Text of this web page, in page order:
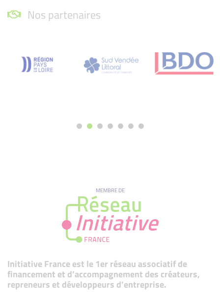
Nos partenaires
MEMBRE DE
Initiative France est le 1er réseau associatif de
financement et d’accompagnement des créateurs,
repreneurs et développeurs d’entreprise.